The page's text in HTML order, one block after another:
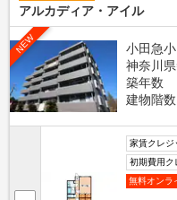
アルカディア・アイル
NEW
小田急
神奈川
築年数
建物階数
家賃クレジ
初期費用ク
無料オンラ